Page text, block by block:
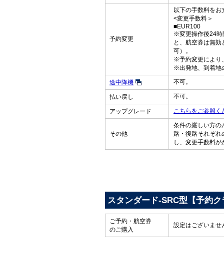
予約変更
以下の手数料を
<変更手数料＞
■EUR100
※変更操作後24時
と、航空券は無
可）。
※予約変更により
※出発地、到着地
途中降機 不可。
払い戻し 不可。
アップグレード こちらをご参照く
その他
条件の厳しい方の
路・復路それぞれ
し、変更手数料
スタンダード-SRC型【予約
ご予約・航空券
のご購入
設定はございませ